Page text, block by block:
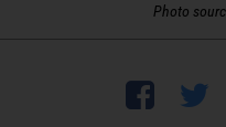
Photo